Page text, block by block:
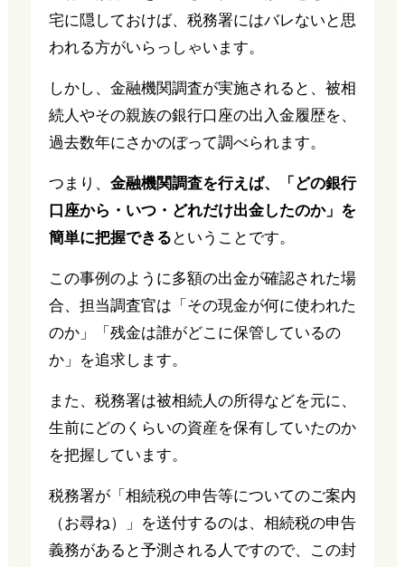
宅に隠しておけば、税務署にはバレないと思
われる方がいらっしゃいます。
しかし、金融機関調査が実施されると、被相
続人やその親族の銀行口座の出入金履歴を、
過去数年にさかのぼって調べられます。
つまり、 金融機関調査を行えば、「どの銀行
口座から・いつ・どれだけ出金したのか」を
簡単に把握できる ということです。
この事例のように多額の出金が確認された場
合、担当調査官は「その現金が何に使われた
のか」「残金は誰がどこに保管しているの
か」を追求します。
また、税務署は被相続人の所得などを元に、
生前にどのくらいの資産を保有していたのか
を把握しています。
税務署が「相続税の申告等についてのご案内
（お尋ね）」を送付するのは、相続税の申告
義務があると予測される人ですので、この封